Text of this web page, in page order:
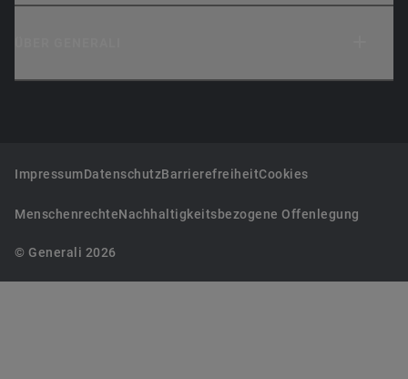
ImpressumDatenschutzBarrierefreiheitCookies
MenschenrechteNachhaltigkeitsbezogene Offenlegung
© Generali 2026